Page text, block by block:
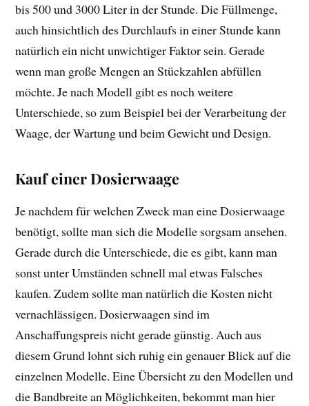
bis 500 und 3000 Liter in der Stunde. Die Füllmenge,
auch hinsichtlich des Durchlaufs in einer Stunde kann
natürlich ein nicht unwichtiger Faktor sein. Gerade
wenn man große Mengen an Stückzahlen abfüllen
möchte. Je nach Modell gibt es noch weitere
Unterschiede, so zum Beispiel bei der Verarbeitung der
Waage, der Wartung und beim Gewicht und Design.
Kauf einer Dosierwaage
Je nachdem für welchen Zweck man eine Dosierwaage
benötigt, sollte man sich die Modelle sorgsam ansehen.
Gerade durch die Unterschiede, die es gibt, kann man
sonst unter Umständen schnell mal etwas Falsches
kaufen. Zudem sollte man natürlich die Kosten nicht
vernachlässigen. Dosierwaagen sind im
Anschaffungspreis nicht gerade günstig. Auch aus
diesem Grund lohnt sich ruhig ein genauer Blick auf die
einzelnen Modelle. Eine Übersicht zu den Modellen und
die Bandbreite an Möglichkeiten, bekommt man hier